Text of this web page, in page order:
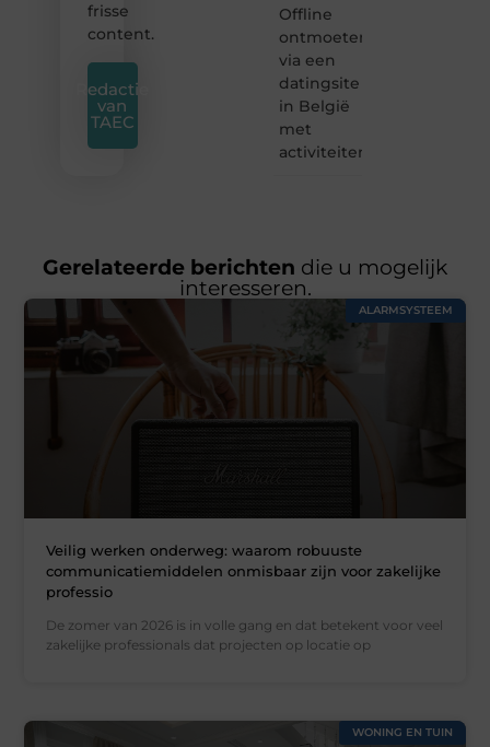
frisse
content.
Redactie
van
TAEC
Offline
ontmoeten
via een
datingsite
in België
met
activiteiten
Gerelateerde berichten die u mogelijk
interesseren.
ALARMSYSTEEM
Veilig werken onderweg: waarom robuuste
communicatiemiddelen onmisbaar zijn voor zakelijke
professio
De zomer van 2026 is in volle gang en dat betekent voor veel
zakelijke professionals dat projecten op locatie op
WONING EN TUIN